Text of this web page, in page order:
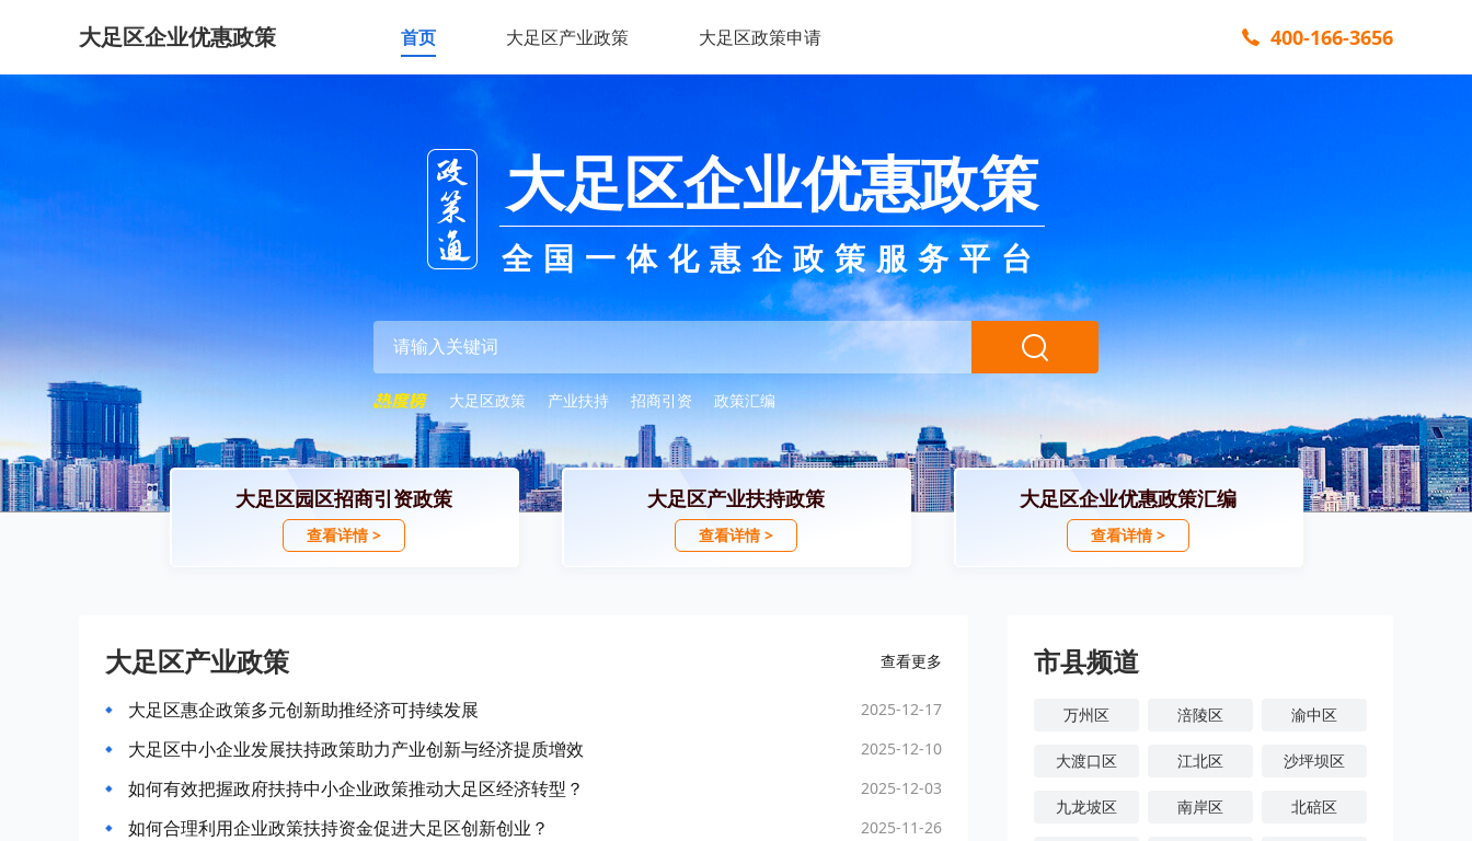
大足区企业优惠政策 首页 大足区产业政策 大足区政策申请 400-166-3656
大足区企业优惠政策
全国一体化惠企政策服务平台
大足区政策 产业扶持 招商引资 政策汇编
大足区园区招商引资政策
查看详情 >
大足区产业扶持政策
查看详情 >
大足区企业优惠政策汇编
查看详情 >
大足区产业政策 查看更多
大足区惠企政策多元创新助推经济可持续发展 2025-12-17
大足区中小企业发展扶持政策助力产业创新与经济提质增效 2025-12-10
如何有效把握政府扶持中小企业政策推动大足区经济转型？ 2025-12-03
如何合理利用企业政策扶持资金促进大足区创新创业？ 2025-11-26
市县频道
万州区 涪陵区 渝中区
大渡口区 江北区 沙坪坝区
九龙坡区 南岸区 北碚区